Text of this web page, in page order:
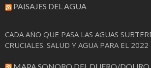
PAISAJES DEL AGUA
CADA AÑO QUE PASA LAS AGUAS
CRUCIALES. SALUD Y AGUA PARA EL 2022
MAPA SONORO DEL DUERO/DOURO